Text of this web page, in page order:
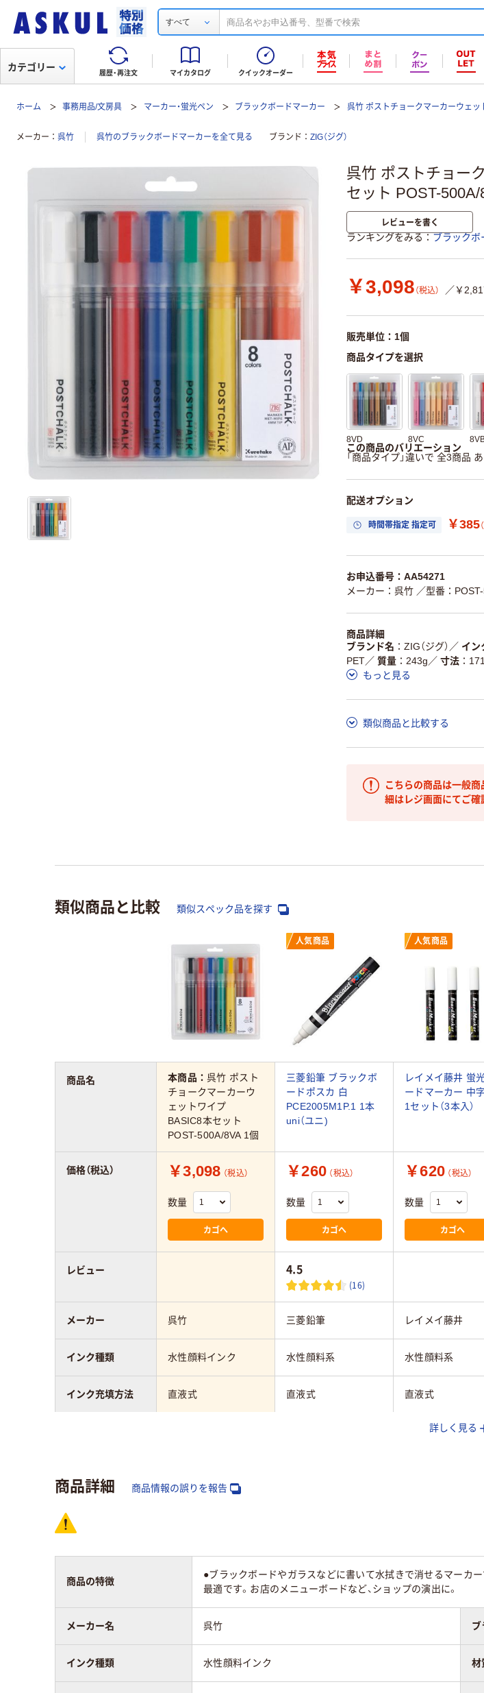
すべて
履歴・再注文 マイカタログ クイックオーダー
カテゴリー
ホーム 事務用品/文房具 マーカー・蛍光ペン ブラックボードマーカー 呉竹 ポストチョークマーカーウェッ
メーカー 呉竹 呉竹のブラックボードマーカーを全て見る ブランド ZIG（ジグ）
呉竹 ポストチョー
セット POST-500A/
レビューを書く
ランキングをみる ブラックボ
￥3,098 （税込） ／￥
販売単位：1個
商品タイプを選択
8VD 8VC
この商品のバリエーション
「商品タイプ」違いで 全3商品 あ
配送オプション
時間帯指定 指定可 ￥385
お申込番号：AA54271
メーカー：呉竹 ／型番：
商品詳細
ブランド名
ZIG（ジグ） ／ イン
PET／ 質量 243g ／ 寸法
もっと見る
類似商品と比較する
こちらの商品は一般
細はレジ画面にてご確
類似商品と比較 類似スペック品を探す
人気商品 人気商品
本商品：呉竹 ポスト
チョークマーカーウ
ェットワイプ
BASIC8本セット
POST-500A/8VA 1個
三菱鉛筆 ブラックボ
ードポスカ 白
PCE2005M1P.1 1本
uni（ユニ)
レイメイ藤井 蛍
ードマーカー 中
1セット（3本入）
￥3,098 （税込）
数量
カゴへ
￥260 （税込）
数量
カゴへ
￥620 （税込）
数量
カゴへ
4.5
(16)
呉竹 三菱鉛筆 レイメイ藤井
水性顔料インク 水性顔料系 水性顔料系
直液式 直液式 直液式
キャップ式
商品名
価格（税込）
レビュー
メーカー
インク種類
インク充填方法
詳しく見る
商品詳細 商品情報の誤りを報告
商品の特徴
●ブラックボードやガラスなどに書いて水拭きで消せるマーカ
最適です。お店のメニューボードなど、ショップの演出に。
メーカー名 呉竹 ブ
インク種類 水性顔料インク 材